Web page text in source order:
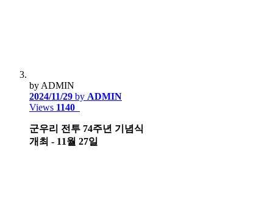
by ADMIN
2024/11/29 by ADMIN
Views 1140
군우리 전투 74주년 기념식
개최 - 11월 27일